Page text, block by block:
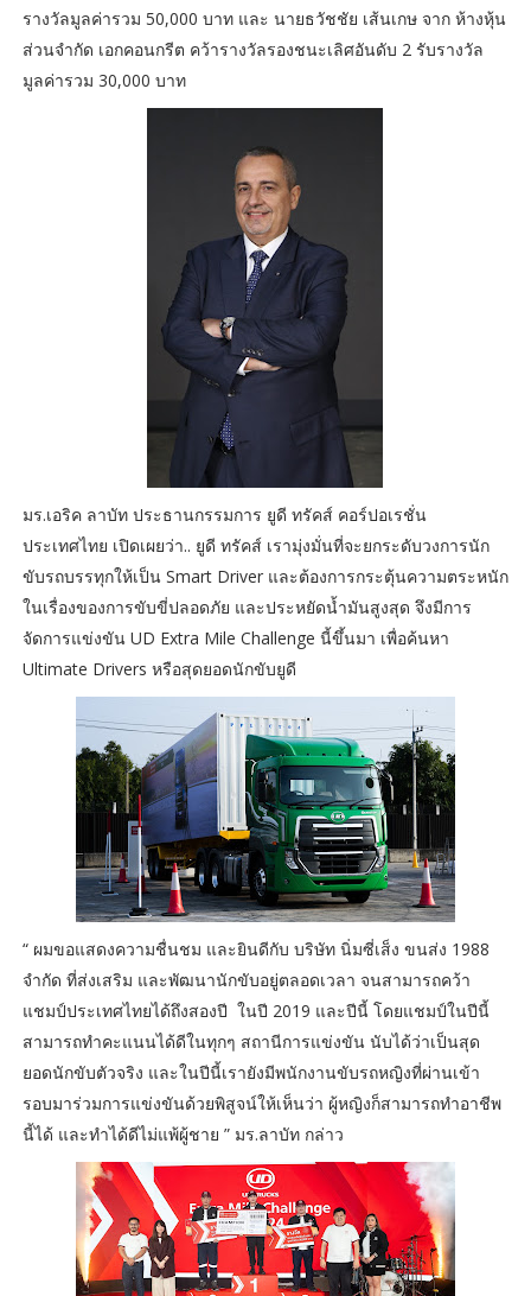
รางวัลมูลค่ารวม 50,000 บาท และ นายธวัชชัย เส้นเกษ จาก ห้างหุ้น
ส่วนจำกัด เอกคอนกรีต คว้ารางวัลรองชนะเลิศอันดับ 2 รับรางวัล
มูลค่ารวม 30,000 บาท
มร.เอริค ลาบัท ประธานกรรมการ ยูดี ทรัคส์ คอร์ปอเรชั่น
ประเทศไทย เปิดเผยว่า.. ยูดี ทรัคส์ เรามุ่งมั่นที่จะยกระดับวงการนัก
ขับรถบรรทุกให้เป็น Smart Driver และต้องการกระตุ้นความตระหนัก
ในเรื่องของการขับขี่ปลอดภัย และประหยัดน้ำมันสูงสุด จึงมีการ
จัดการแข่งขัน UD Extra Mile Challenge นี้ขึ้นมา เพื่อค้นหา
Ultimate Drivers หรือสุดยอดนักขับยูดี
“ ผมขอแสดงความชื่นชม และยินดีกับ บริษัท นิ่มซี่เส็ง ขนส่ง 1988
จำกัด ที่ส่งเสริม และพัฒนานักขับอยู่ตลอดเวลา จนสามารถคว้า
แชมป์ประเทศไทยได้ถึงสองปี ในปี 2019 และปีนี้ โดยแชมป์ในปีนี้
สามารถทำคะแนนได้ดีในทุกๆ สถานีการแข่งขัน นับได้ว่าเป็นสุด
ยอดนักขับตัวจริง และในปีนี้เรายังมีพนักงานขับรถหญิงที่ผ่านเข้า
รอบมาร่วมการแข่งขันด้วยพิสูจน์ให้เห็นว่า ผู้หญิงก็สามารถทำอาชีพ
นี้ได้ และทำได้ดีไม่แพ้ผู้ชาย ” มร.ลาบัท กล่าว